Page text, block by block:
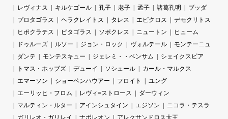
レヴィナス
キルケゴール 孔子 老子 孟子 諸葛孔明
ブッダ
プロタゴラス
ヘラクレイトス タレス エピクロス
デモクリトス
ヒポクラテス
ピタゴラス ソポクレス ニュートン
ヒューム
ドゥルーズ
ルソー ジョン・ロック ヴォルテール
モンテーニュ
ダンテ
モンテスキュー ジェレミ・・ベンサム
シェイクスピア
トマス・ホッブズ
デューイ ソシュール
カール・マルクス
エマーソン
ショーペンハウアー フロイト
ユング
エーリッヒ・フロム
レヴィ=ストロース
ダーウィン
マルティン・ルター
アインシュタイン エジソン
ニコラ・テスラ
ガリレオ・ガリレイ
ナポレオン
アレクサンドロス大王